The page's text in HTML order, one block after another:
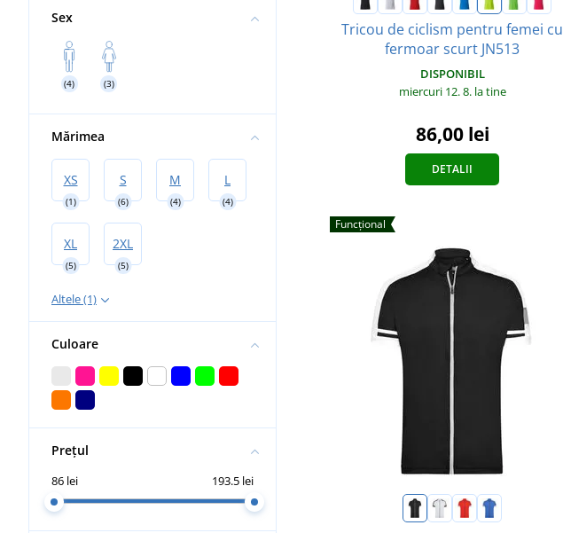
Sex
(4) (3)
Mărimea
XS
(1)
S
(6)
M
(4)
L
(4)
XL
(5)
2XL
(5)
Altele (1)
Culoare
Prețul
86 lei 193.5 lei
Tricou de ciclism pentru femei cu
fermoar scurt JN513
DISPONIBIL
miercuri 12. 8. la tine
86,00 lei
DETALII
Funcțional